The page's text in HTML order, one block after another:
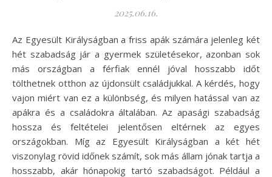
2025.06.16.
Az Egyesült Királyságban a friss apák számára jelenleg két
hét szabadság jár a gyermek születésekor, azonban sok
más országban a férfiak ennél jóval hosszabb időt
tölthetnek otthon az újdonsült családjukkal. A kérdés, hogy
vajon miért van ez a különbség, és milyen hatással van az
apákra és a családokra általában. Az apasági szabadság
hossza és feltételei jelentősen eltérnek az egyes
országokban. Míg az Egyesült Királyságban a két hét
viszonylag rövid időnek számít, sok más állam jónak tartja a
hosszabb, akár hónapokig tartó szabadságot. Például a